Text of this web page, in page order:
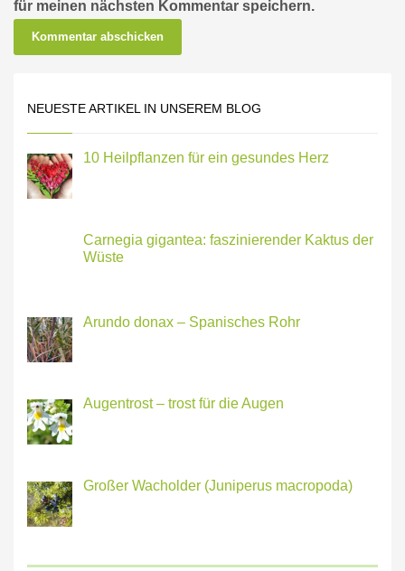
für meinen nächsten Kommentar speichern.
NEUESTE ARTIKEL IN UNSEREM BLOG
10 Heilpflanzen für ein gesundes Herz
Carnegia gigantea: faszinierender Kaktus der
Wüste
Arundo donax – Spanisches Rohr
Augentrost – trost für die Augen
Großer Wacholder (Juniperus macropoda)